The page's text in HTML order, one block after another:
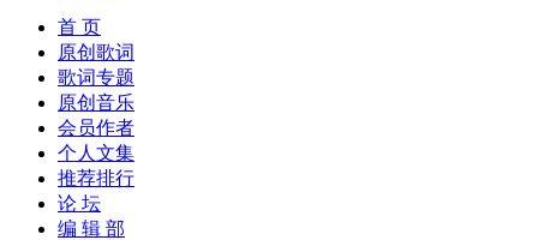
首 页
原创歌词
歌词专题
原创音乐
会员作者
个人文集
推荐排行
论 坛
编 辑 部